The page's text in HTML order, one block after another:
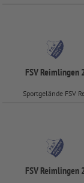
FSV Reimlingen
Sportgelände FSV
FSV Reimlingen